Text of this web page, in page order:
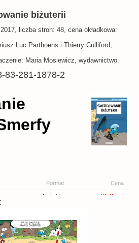
biżuterii
liczba stron: 48, cena okładkowa:
Luc Parthoens i Thierry Culliford,
Maria Mosiewicz, wydawnictwo:
83-281-1878-2